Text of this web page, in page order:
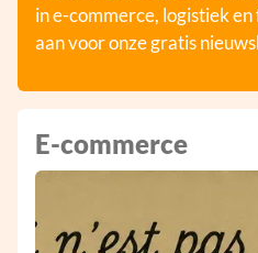
in e-commerce, logistiek
aan voor onze gratis
E-commerce